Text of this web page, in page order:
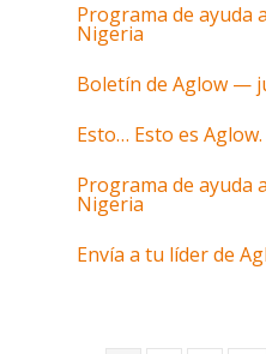
Programa de ayuda
Nigeria
Boletín de Aglow —
Esto… Esto es Aglow.
Programa de ayuda
Nigeria
Envía a tu líder de